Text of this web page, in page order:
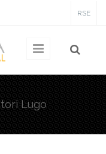
RSE
Lugo